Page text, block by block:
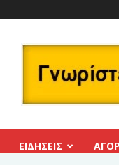
ΕΙΔΗΣΕΙΣ